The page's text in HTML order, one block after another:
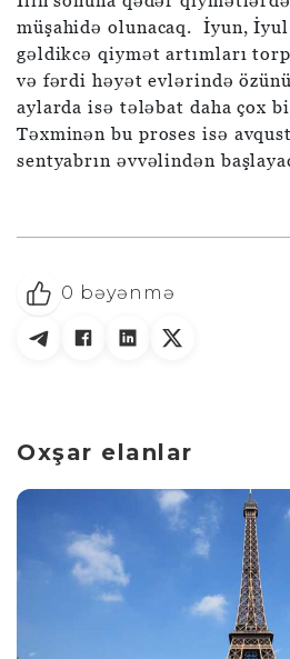
müşahidə olunacaq. İyun, İyul
gəldikcə qiymət artımları
və fərdi həyət evlərində
aylarda isə tələbat daha çox
Təxminən bu proses isə
sentyabrın əvvəlindən
0 bəyənmə
Oxşar elanlar